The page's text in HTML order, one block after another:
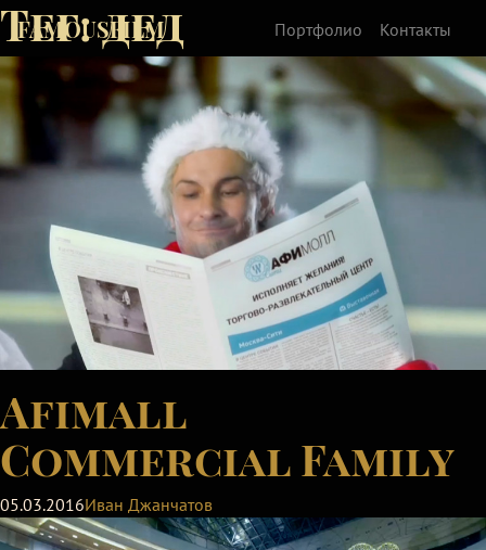
FAMOUSFILM Портфолио Контакты
Тег:дед
Afimall
Commercial Family
05.03.2016Иван Джанчатов